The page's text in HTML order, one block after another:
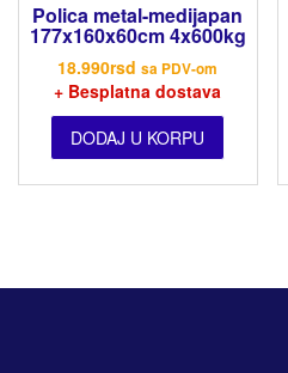
Polica metal-medijapan
177x160x60cm 4x600kg
18.990rsd sa PDV-om
+ Besplatna dostava
DODAJ U KORPU